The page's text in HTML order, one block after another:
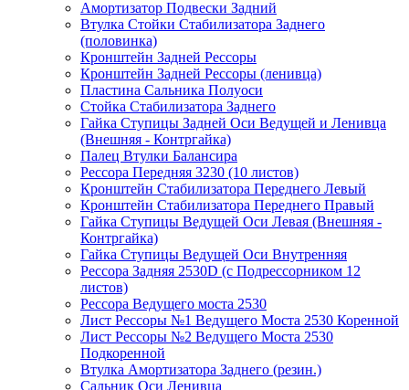
Амортизатор Подвески Задний
Втулка Стойки Стабилизатора Заднего
(половинка)
Кронштейн Задней Рессоры
Кронштейн Задней Рессоры (ленивца)
Пластина Сальника Полуоси
Стойка Стабилизатора Заднего
Гайка Ступицы Задней Оси Ведущей и Ленивца
(Внешняя - Контргайка)
Палец Втулки Балансира
Рессора Передняя 3230 (10 листов)
Кронштейн Стабилизатора Переднего Левый
Кронштейн Стабилизатора Переднего Правый
Гайка Ступицы Ведущей Оси Левая (Внешняя -
Контргайка)
Гайка Ступицы Ведущей Оси Внутренняя
Рессора Задняя 2530D (с Подрессорником 12
листов)
Рессора Ведущего моста 2530
Лист Рессоры №1 Ведущего Моста 2530 Коренной
Лист Рессоры №2 Ведущего Моста 2530
Подкоренной
Втулка Амортизатора Заднего (резин.)
Сальник Оси Ленивца